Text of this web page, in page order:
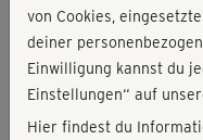
38 Min
249 kcal
Franzi Steinwender
Matte, Handtuch
von Cookies,
deiner
Einwilligung kannst du
Einstellungen“ auf
Hier findest du